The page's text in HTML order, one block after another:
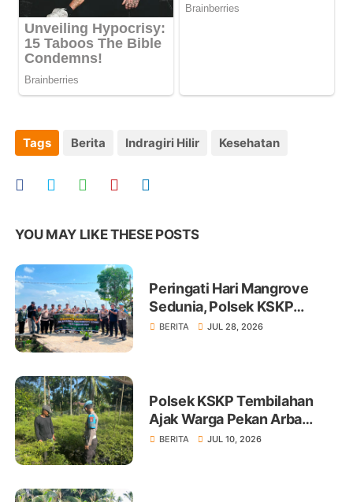
Tags Berita Indragiri Hilir Kesehatan
YOU MAY LIKE THESE POSTS
Peringati Hari Mangrove
Sedunia, Polsek KSKP
Tembilahan Tanam 100 Bibit
BERITA JUL 28, 2026
Polsek KSKP Tembilahan
Ajak Warga Pekan Arba
Tanam Cabai Dukung
BERITA JUL 10, 2026